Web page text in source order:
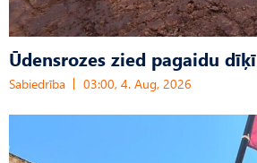
Ūdensrozes zied pagaidu dīķī
Sabiedrība 03:00, 4. Aug, 2026